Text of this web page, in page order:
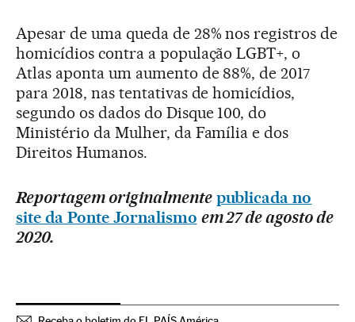
Apesar de uma queda de 28% nos registros de
homicídios contra a população LGBT+, o
Atlas aponta um aumento de 88%, de 2017
para 2018, nas tentativas de homicídios,
segundo os dados do Disque 100, do
Ministério da Mulher, da Família e dos
Direitos Humanos.
Reportagem originalmente publicada no
site da Ponte Jornalismo em 27 de agosto de
2020.